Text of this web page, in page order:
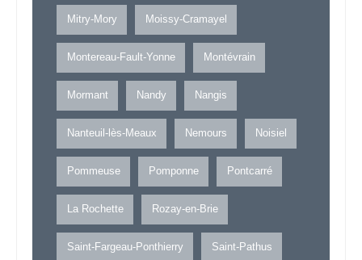
Mitry-Mory Moissy-Cramayel
Montereau-Fault-Yonne Montévrain
Mormant Nandy Nangis
Nanteuil-lès-Meaux Nemours Noisiel
Pommeuse Pomponne Pontcarré
La Rochette Rozay-en-Brie
Saint-Fargeau-Ponthierry Saint-Pathus